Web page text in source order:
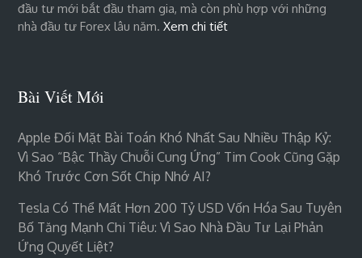
đầu tư mới bắt đầu tham gia, mà còn phù hợp với những
nhà đầu tư Forex lâu năm.Xem chi tiết
Bài Viết Mới
Apple Đối Mặt Bài Toán Khó Nhất Sau Nhiều Thập Kỷ:
Vì Sao “bậc Thầy Chuỗi Cung Ứng” Tim Cook Cũng Gặp
Khó Trước Cơn Sốt Chip Nhớ AI?
Tesla Có Thể Mất Hơn 200 Tỷ USD Vốn Hóa Sau Tuyên
Bố Tăng Mạnh Chi Tiêu: Vì Sao Nhà Đầu Tư Lại Phản
Ứng Quyết Liệt?